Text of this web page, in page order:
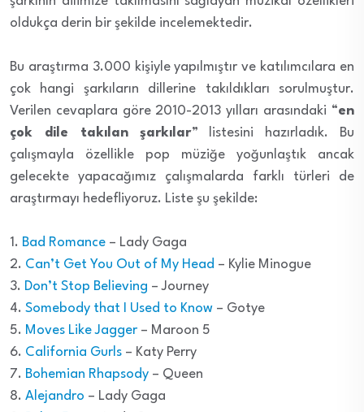
oldukça derin bir şekilde incelemektedir.
Bu araştırma 3.000 kişiyle yapılmıştır ve katılımcılara en
çok hangi şarkıların dillerine takıldıkları sorulmuştur.
Verilen cevaplara göre 2010-2013 yılları arasındaki “en
çok dile takılan şarkılar” listesini hazırladık. Bu
çalışmayla özellikle pop müziğe yoğunlaştık ancak
gelecekte yapacağımız çalışmalarda farklı türleri de
araştırmayı hedefliyoruz. Liste şu şekilde:
1. Bad Romance – Lady Gaga
2. Can’t Get You Out of My Head – Kylie Minogue
3. Don’t Stop Believing – Journey
4. Somebody that I Used to Know – Gotye
5. Moves Like Jagger – Maroon 5
6. California Gurls – Katy Perry
7. Bohemian Rhapsody – Queen
8. Alejandro – Lady Gaga